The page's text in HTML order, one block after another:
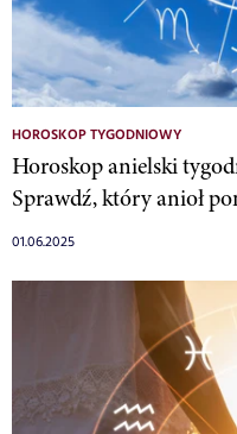
HOROSKOP TYGODNIOWY
Horoskop anielski
Sprawdź, który anioł
01.06.2025